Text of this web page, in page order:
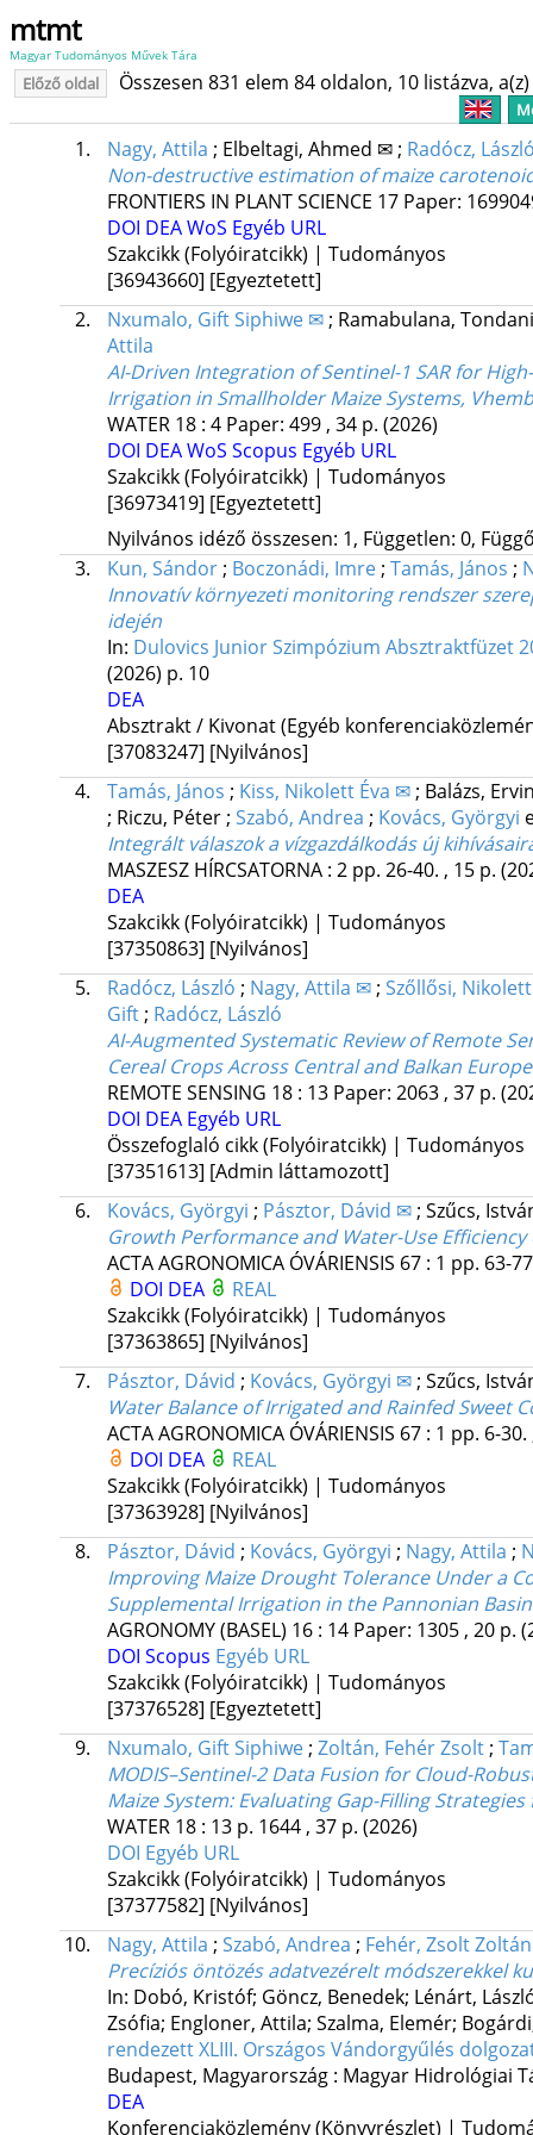
mtmt
Magyar Tudományos Művek Tára
Előző oldal Összesen 831 elem 84 oldalon, 10 listázva,
1. Nagy, Attila ; Elbeltagi, Ahmed ✉; Radócz,
Non-destructive estimation of maize
FRONTIERS IN PLANT SCIENCE 17 Paper:
DOI DEAWoS Egyéb URL
Szakcikk (Folyóiratcikk) | Tudományos
[36943660] [Egyeztetett]
2.
Nxumalo, Gift Siphiwe ✉; Ramabulana,
Attila
AI-Driven Integration of Sentinel-1 SAR for
Irrigation in Smallholder Maize Systems,
WATER 18: 4 Paper: 499 , 34 p. (2026)
DOI DEAWoS Scopus Egyéb URL
Szakcikk (Folyóiratcikk) | Tudományos
[36973419] [Egyeztetett]
Nyilvános idéző összesen: 1, Független: 0,
3.
Kun, Sándor; Boczonádi, Imre; Tamás, János ;
Innovatív környezeti monitoring rendszer
idején
In: Dulovics Junior Szimpózium Absztraktfüzet
(2026) p. 10
DEA
Absztrakt / Kivonat (Egyéb
[37083247] [Nyilvános]
4.
Tamás, János ; Kiss, Nikolett Éva ✉; Balázs,
; Riczu, Péter; Szabó, Andrea ; Kovács, Györgyi
Integrált válaszok a vízgazdálkodás új
MASZESZ HÍRCSATORNA : 2 pp. 26-40. , 15 p.
DEA
Szakcikk (Folyóiratcikk) | Tudományos
[37350863] [Nyilvános]
5.
Radócz, László ; Nagy, Attila ✉; Szőllősi, Nikolett
Gift; Radócz, László
AI-Augmented Systematic Review of Remote
Cereal Crops Across Central and Balkan Europe
REMOTE SENSING 18: 13 Paper: 2063 , 37 p.
DOI DEA Egyéb URL
Összefoglaló cikk (Folyóiratcikk) | Tudományos
[37351613] [Admin láttamozott]
6.
Kovács, Györgyi ; Pásztor, Dávid ✉; Szűcs,
Growth Performance and Water-Use
ACTA AGRONOMICA ÓVÁRIENSIS 67: 1 pp. 63-
DOI DEA
REAL
Szakcikk (Folyóiratcikk) | Tudományos
[37363865] [Nyilvános]
7.
Pásztor, Dávid ; Kovács, Györgyi ✉; Szűcs,
Water Balance of Irrigated and Rainfed Sweet
ACTA AGRONOMICA ÓVÁRIENSIS 67: 1 pp. 6-
DOI DEA
REAL
Szakcikk (Folyóiratcikk) | Tudományos
[37363928] [Nyilvános]
8.
Pásztor, Dávid ; Kovács, Györgyi ; Nagy, Attila ;
Improving Maize Drought Tolerance Under a
Supplemental Irrigation in the Pannonian Basin
AGRONOMY (BASEL) 16: 14 Paper: 1305 , 20 p.
DOI Scopus Egyéb URL
Szakcikk (Folyóiratcikk) | Tudományos
[37376528] [Egyeztetett]
9.
Nxumalo, Gift Siphiwe; Zoltán, Fehér Zsolt;
MODIS–Sentinel-2 Data Fusion for Cloud-
Maize System: Evaluating Gap-Filling
WATER 18: 13 p. 1644 , 37 p. (2026)
DOI Egyéb URL
Szakcikk (Folyóiratcikk) | Tudományos
[37377582] [Nyilvános]
10.
Nagy, Attila ; Szabó, Andrea ; Fehér, Zsolt Zoltán
Precíziós öntözés adatvezérelt módszerekkel
In: Dobó, Kristóf; Göncz, Benedek; Lénárt,
Zsófia; Engloner, Attila; Szalma, Elemér;
rendezett XLIII. Országos Vándorgyűlés
Budapest, Magyarország : Magyar Hidrológiai
DEA
Konferenciaközlemény (Könyvrészlet) |